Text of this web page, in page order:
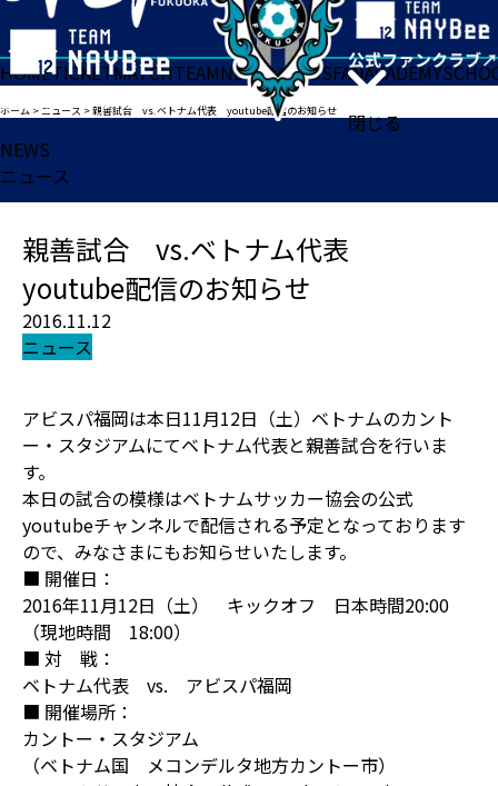
閉じる
HOMETICKETMATCHTEAMNEWSGOODSFANACADEMY
ホーム >ニュース >親善試合 vs.ベトナム代表 youtube配信のお知らせ
NEWS
ニュース
親善試合 vs.ベトナム代表
youtube配信のお知らせ
2016.11.12
ニュース
アビスパ福岡は本日11月12日（土）ベトナムのカント
ー・スタジアムにてベトナム代表と親善試合を行いま
す。
本日の試合の模様はベトナムサッカー協会の公式
youtubeチャンネルで配信される予定となっております
ので、みなさまにもお知らせいたします。
■ 開催日：
2016年11月12日（土） キックオフ 日本時間20:00
（現地時間 18:00）
■ 対 戦：
ベトナム代表 vs. アビスパ福岡
■ 開催場所：
カントー・スタジアム
（ベトナム国 メコンデルタ地方カントー市）